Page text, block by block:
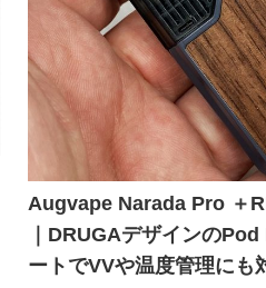
Augvape Narada Pro ＋
｜DRUGAデザインの
ートでVVや温度管理にも